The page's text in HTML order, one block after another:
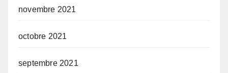
novembre 2021
octobre 2021
septembre 2021